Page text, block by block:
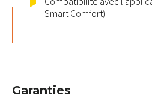
Smart Comfort)
Garanties